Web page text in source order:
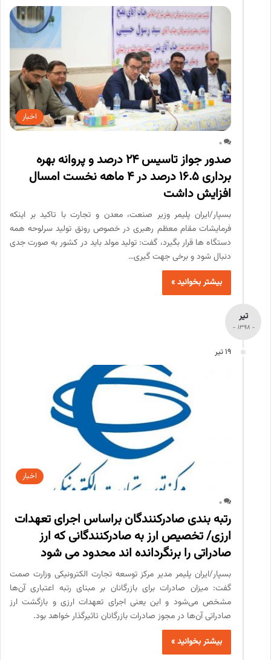
اخبار
0
صدور جواز تاسیس ۲۴ درصد و پروانه بهره
برداری ۱۶.۵ درصد در ۴ ماهه نخست امسال
افزایش داشت
بسپار/ایران پلیمر وزیر صنعت، معدن و تجارت با تاکید بر اینکه
فرمایشات مقام معظم رهبری در خصوص رونق تولید سرلوحه همه
دستگاه ها قرار بگیرد، گفت: تولید مولد باید در کشور به صورت جدی
دنبال شود و برخی جهت گیری…
بیشتر بخوانید »
تیر
- 1398 -
19 تیر
اخبار
0
رتبه بندی صادرکنندگان براساس اجرای تعهدات
ارزی/ تخصیص ارز به صادرکنندگانی که ارز
صادراتی را برنگردانده اند محدود می شود
بسپار/ایران پلیمر مدیر مرکز توسعه تجارت الکترونیکی وزارت صمت
گفت: میزان صادرات برای بازرگانان بر مبنای رتبه اعتباری آن‌ها
مشخص می‌شود و این یعنی اجرای تعهدات ارزی و بازگشت ارز
صادراتی آن‌ها در مجوز صادرات بازرگانان تاثیرگذار خواهد بود.
بیشتر بخوانید »